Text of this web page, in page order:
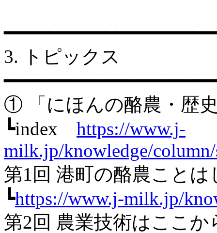
3. トピックス
① 「にほんの酪農・歴
┗index https://www.j-
milk.jp/knowledge/
第1回 港町の酪農ことは
┗https://www.j-milk.jp/
第2回 農業技術はここか